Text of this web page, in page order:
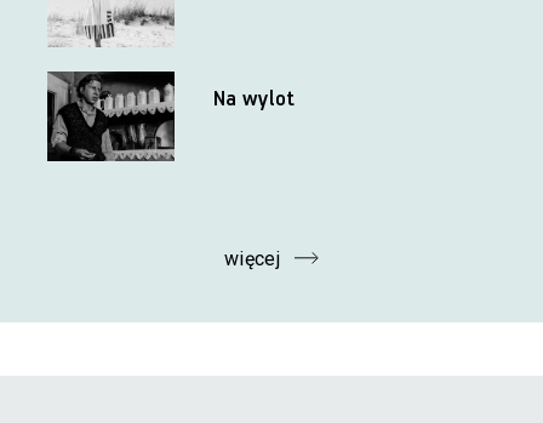
Na wylot
więcej